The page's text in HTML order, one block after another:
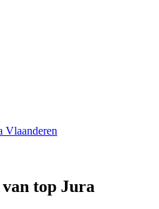
Vlaanderen
van top Jura